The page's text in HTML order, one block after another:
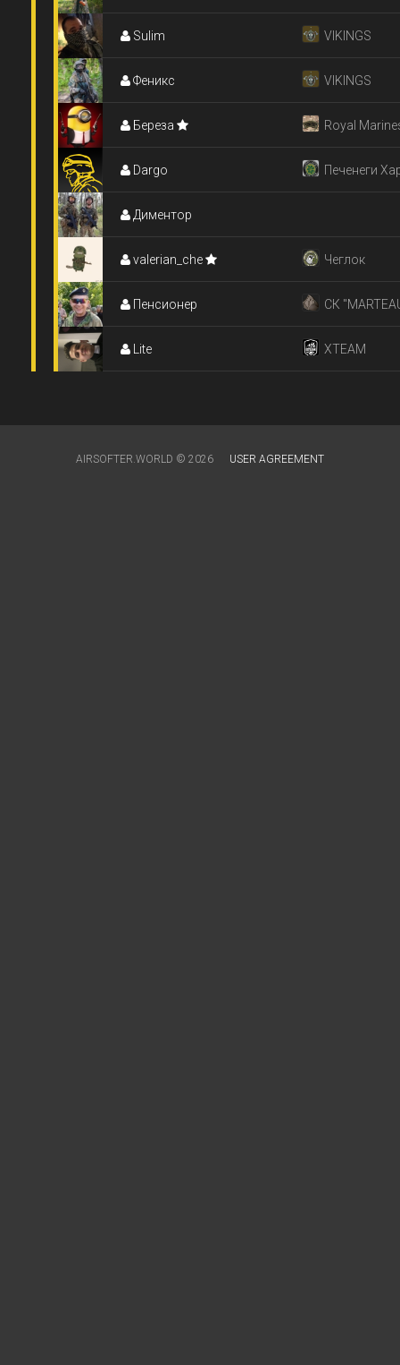
Sulim VIKINGS
Феникс VIKINGS
Береза Royal
Commando
Dargo Печенеги
Диментор
valerian_che Чеглок
Пенсионер СК
Lite XTEAM
AIRSOFTER.WORLD © 2026 USER AGREEMENT